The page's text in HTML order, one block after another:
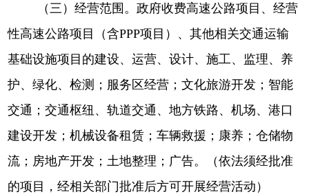
（三）经营范围。政府收费高速公路项目、经营
性高速公路项目（含PPP项目）、其他相关交通运输
基础设施项目的建设、运营、设计、施工、监理、养
护、绿化、检测；服务区经营；文化旅游开发；智能
交通；交通枢纽、轨道交通、地方铁路、机场、港口
建设开发；机械设备租赁；车辆救援；康养；仓储物
流；房地产开发；土地整理；广告。（依法须经批准
的项目，经相关部门批准后方可开展经营活动）